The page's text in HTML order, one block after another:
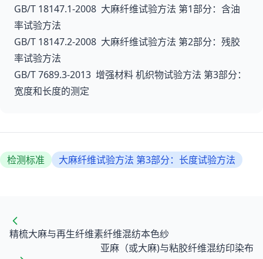
GB/T 18147.1-2008 大麻纤维试验方法 第1部分：含油
率试验方法
GB/T 18147.2-2008 大麻纤维试验方法 第2部分：残胶
率试验方法
GB/T 7689.3-2013 增强材料 机织物试验方法 第3部分：
宽度和长度的测定
检测标准 大麻纤维试验方法 第3部分：长度试验方法
精梳大麻与再生纤维素纤维混纺本色纱
亚麻（或大麻)与粘胶纤维混纺印染布